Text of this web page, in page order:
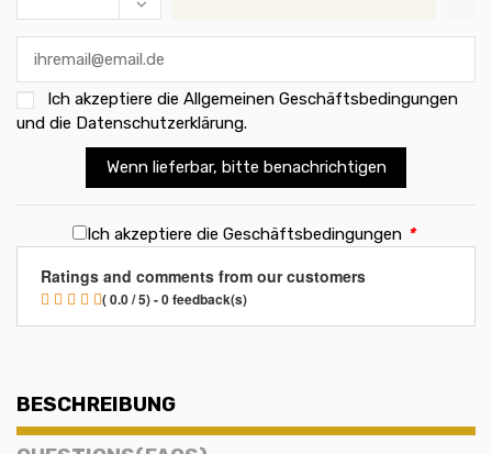
Ich akzeptiere die Allgemeinen Geschäftsbedingungen
und die Datenschutzerklärung.
Wenn lieferbar, bitte benachrichtigen
Ich akzeptiere die Geschäftsbedingungen *
Ratings and comments from our customers
( 0.0 / 5) - 0 feedback(s)
BESCHREIBUNG